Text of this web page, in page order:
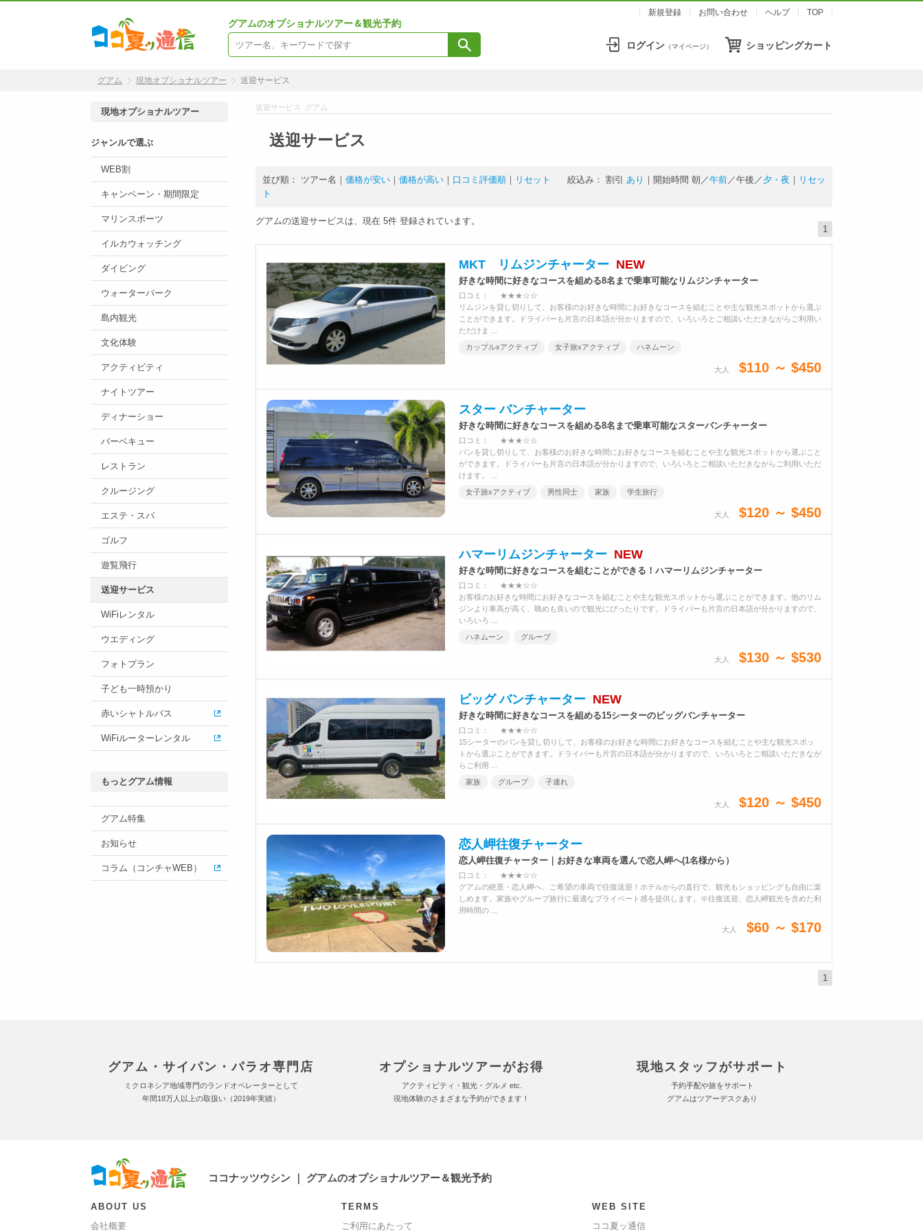
新規登録 お問い合わせ ヘルプ TOP
グアムのオプショナルツアー＆観光予約
ショッピングカート
ログイン （マイページ）
グアム 現地オプショナルツアー 送迎サービス
送迎サービス グアム
送迎サービス
並び順： ツアー名 ｜ 価格が安い ｜ 価格が高い ｜ 口コミ評価順 ｜ リセット 絞込み： 割引 あり ｜開始時間 朝 ／午前／午後 ／ 夕・夜 ｜ リセッ
ト
グアムの送迎サービスは、現在 5件 登録されています。
1
MKT リムジンチャーター NEW
好きな時間に好きなコースを組める8名まで乗車可能なリムジンチャーター
口コミ：
★★★☆☆
リムジンを貸し切りして、お客様のお好きな時間にお好きなコースを組むことや主な観光スポットから選ぶ
ことができます。ドライバーも片言の日本語が分かりますので、いろいろとご相談いただきながらご利用い
ただけま ...
カップルxアクティブ
女子旅xアクティブ ハネムーン
大人 $110 ～ $450
スター バンチャーター
好きな時間に好きなコースを組める8名まで乗車可能なスターバンチャーター
口コミ：
★★★☆☆
バンを貸し切りして、お客様のお好きな時間にお好きなコースを組むことや主な観光スポットから選ぶこと
ができます。ドライバーも片言の日本語が分かりますので、いろいろとご相談いただきながらご利用いただ
けます。 ...
女子旅xアクティブ
男性同士 家族 学生旅行
大人 $120 ～ $450
ハマーリムジンチャーター NEW
好きな時間に好きなコースを組むことができる！ハマーリムジンチャーター
口コミ：
★★★☆☆
お客様のお好きな時間にお好きなコースを組むことや主な観光スポットから選ぶことができます。他のリム
ジンより車高が高く、眺めも良いので観光にぴったりです。ドライバーも片言の日本語が分かりますので、
いろいろ ...
ハネムーン
グループ
大人 $130 ～ $530
ビッグ バンチャーター NEW
好きな時間に好きなコースを組める15シーターのビッグバンチャーター
口コミ：
★★★☆☆
15シーターのバンを貸し切りして、お客様のお好きな時間にお好きなコースを組むことや主な観光スポッ
トから選ぶことができます。ドライバーも片言の日本語が分かりますので、いろいろとご相談いただきなが
らご利用 ...
家族
グループ 子連れ
大人 $120 ～ $450
恋人岬往復チャーター
恋人岬往復チャーター｜お好きな車両を選んで恋人岬へ(1名様から）
口コミ：
★★★☆☆
グアムの絶景・恋人岬へ、ご希望の車両で往復送迎！ホテルからの直行で、観光もショッピングも自由に楽
しめます。家族やグループ旅行に最適なプライベート感を提供します。※往復送迎、恋人岬観光を含めた利
用時間の ...
大人 $60 ～ $170
1
現地オプショナルツアー
ジャンルで選ぶ
WEB割
キャンペーン・期間限定
マリンスポーツ
イルカウォッチング
ダイビング
ウォーターパーク
島内観光
文化体験
アクティビティ
ナイトツアー
ディナーショー
バーベキュー
レストラン
クルージング
エステ・スパ
ゴルフ
遊覧飛行
送迎サービス
WiFiレンタル
ウエディング
フォトプラン
子ども一時預かり
赤いシャトルバス
WiFiルーターレンタル
もっとグアム情報
グアム特集
お知らせ
コラム（コンチャWEB）
グアム・サイパン・パラオ専門店
ミクロネシア地域専門のランドオペレーターとして
年間18万人以上の取扱い（2019年実績）
オプショナルツアーがお得
アクティビティ・観光・グルメ etc.
現地体験のさまざまな予約ができます！
現地スタッフがサポート
予約手配や旅をサポート
グアムはツアーデスクあり
ココナッツウシン ｜ グアムのオプショナルツアー＆観光予約
ABOUT US
会社概要
TERMS
ご利用にあたって
WEB SITE
ココ夏ッ通信